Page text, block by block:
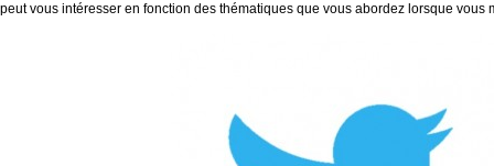
peut vous intéresser en fonction des thématiques que vous abordez lorsque vous